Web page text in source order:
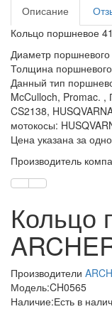
Описание
Кольцо поршневое
Диаметр
Толщина
Данный тип
McCulloch, Promac. ,
CS2138,
мотокосы:
Цена указана за
Производитель
Кольцо
Производители
Модель:CH0565
Наличие:Есть в